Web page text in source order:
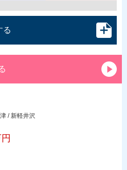
る
/ 新軽井沢